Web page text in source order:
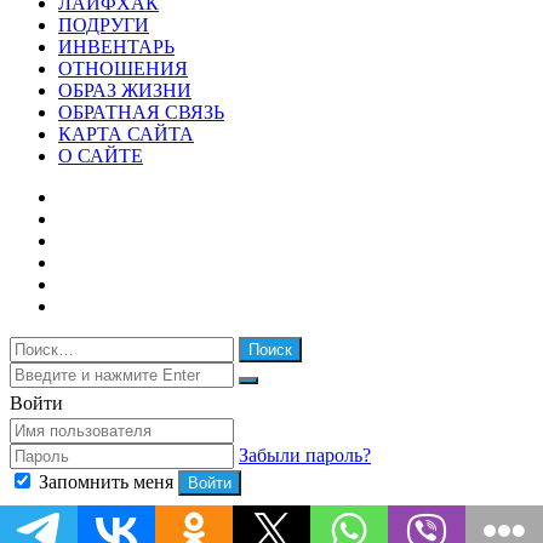
ПОДРУГИ
ИНВЕНТАРЬ
ОТНОШЕНИЯ
ОБРАЗ ЖИЗНИ
ОБРАТНАЯ СВЯЗЬ
КАРТА САЙТА
О САЙТЕ
Найти:
Закрыть
Искать
Закрыть
Войти
Забыли пароль?
Запомнить меня
Войти